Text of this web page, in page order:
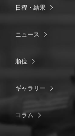
日程・結果
ニュース
順位
ギャラリー
コラム